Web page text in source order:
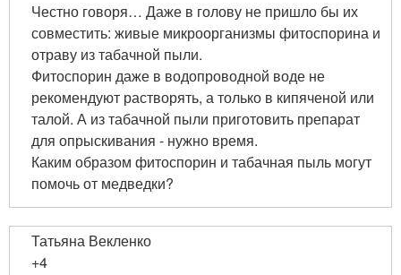
Честно говоря… Даже в голову не пришло бы их
совместить: живые микроорганизмы фитоспорина и
отраву из табачной пыли.
Фитоспорин даже в водопроводной воде не
рекомендуют растворять, а только в кипяченой или
талой. А из табачной пыли приготовить препарат
для опрыскивания - нужно время.
Каким образом фитоспорин и табачная пыль могут
помочь от медведки?
Татьяна Векленко
+4